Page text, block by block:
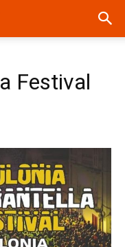
Festival